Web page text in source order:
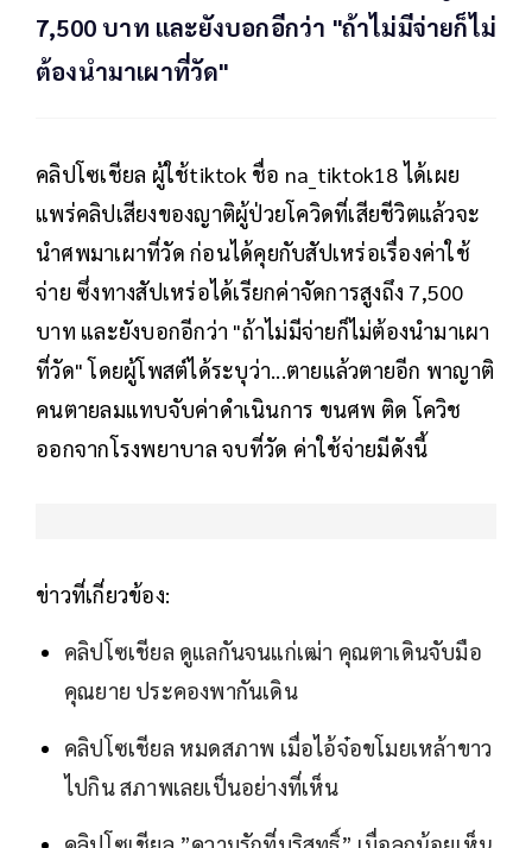
7,500 บาท และยังบอกอีกว่า "ถ้าไม่มีจ่ายก็ไม่
ต้องนำมาเผาที่วัด"
คลิปโซเชียล ผู้ใช้tiktok ชื่อ na_tiktok18 ได้เผย
แพร่คลิปเสียงของญาติผู้ป่วยโควิดที่เสียชีวิตแล้วจะ
นำศพมาเผาที่วัด ก่อนได้คุยกับสัปเหร่อเรื่องค่าใช้
จ่าย ซึ่งทางสัปเหร่อได้เรียกค่าจัดการสูงถึง 7,500
บาท และยังบอกอีกว่า "ถ้าไม่มีจ่ายก็ไม่ต้องนำมาเผา
ที่วัด" โดยผู้โพสต์ได้ระบุว่า...ตายแล้วตายอีก พาญาติ
คนตายลมแทบจับค่าดำเนินการ ขนศพ ติด โควิช
ออกจากโรงพยาบาล จบที่วัด ค่าใช้จ่ายมีดังนี้
ข่าวที่เกี่ยวข้อง:
คลิปโซเชียล ดูแลกันจนแก่เฒ่า คุณตาเดินจับมือ
คุณยาย ประคองพากันเดิน
คลิปโซเชียล หมดสภาพ เมื่อไอ้จ๋อขโมยเหล้าขาว
ไปกิน สภาพเลยเป็นอย่างที่เห็น